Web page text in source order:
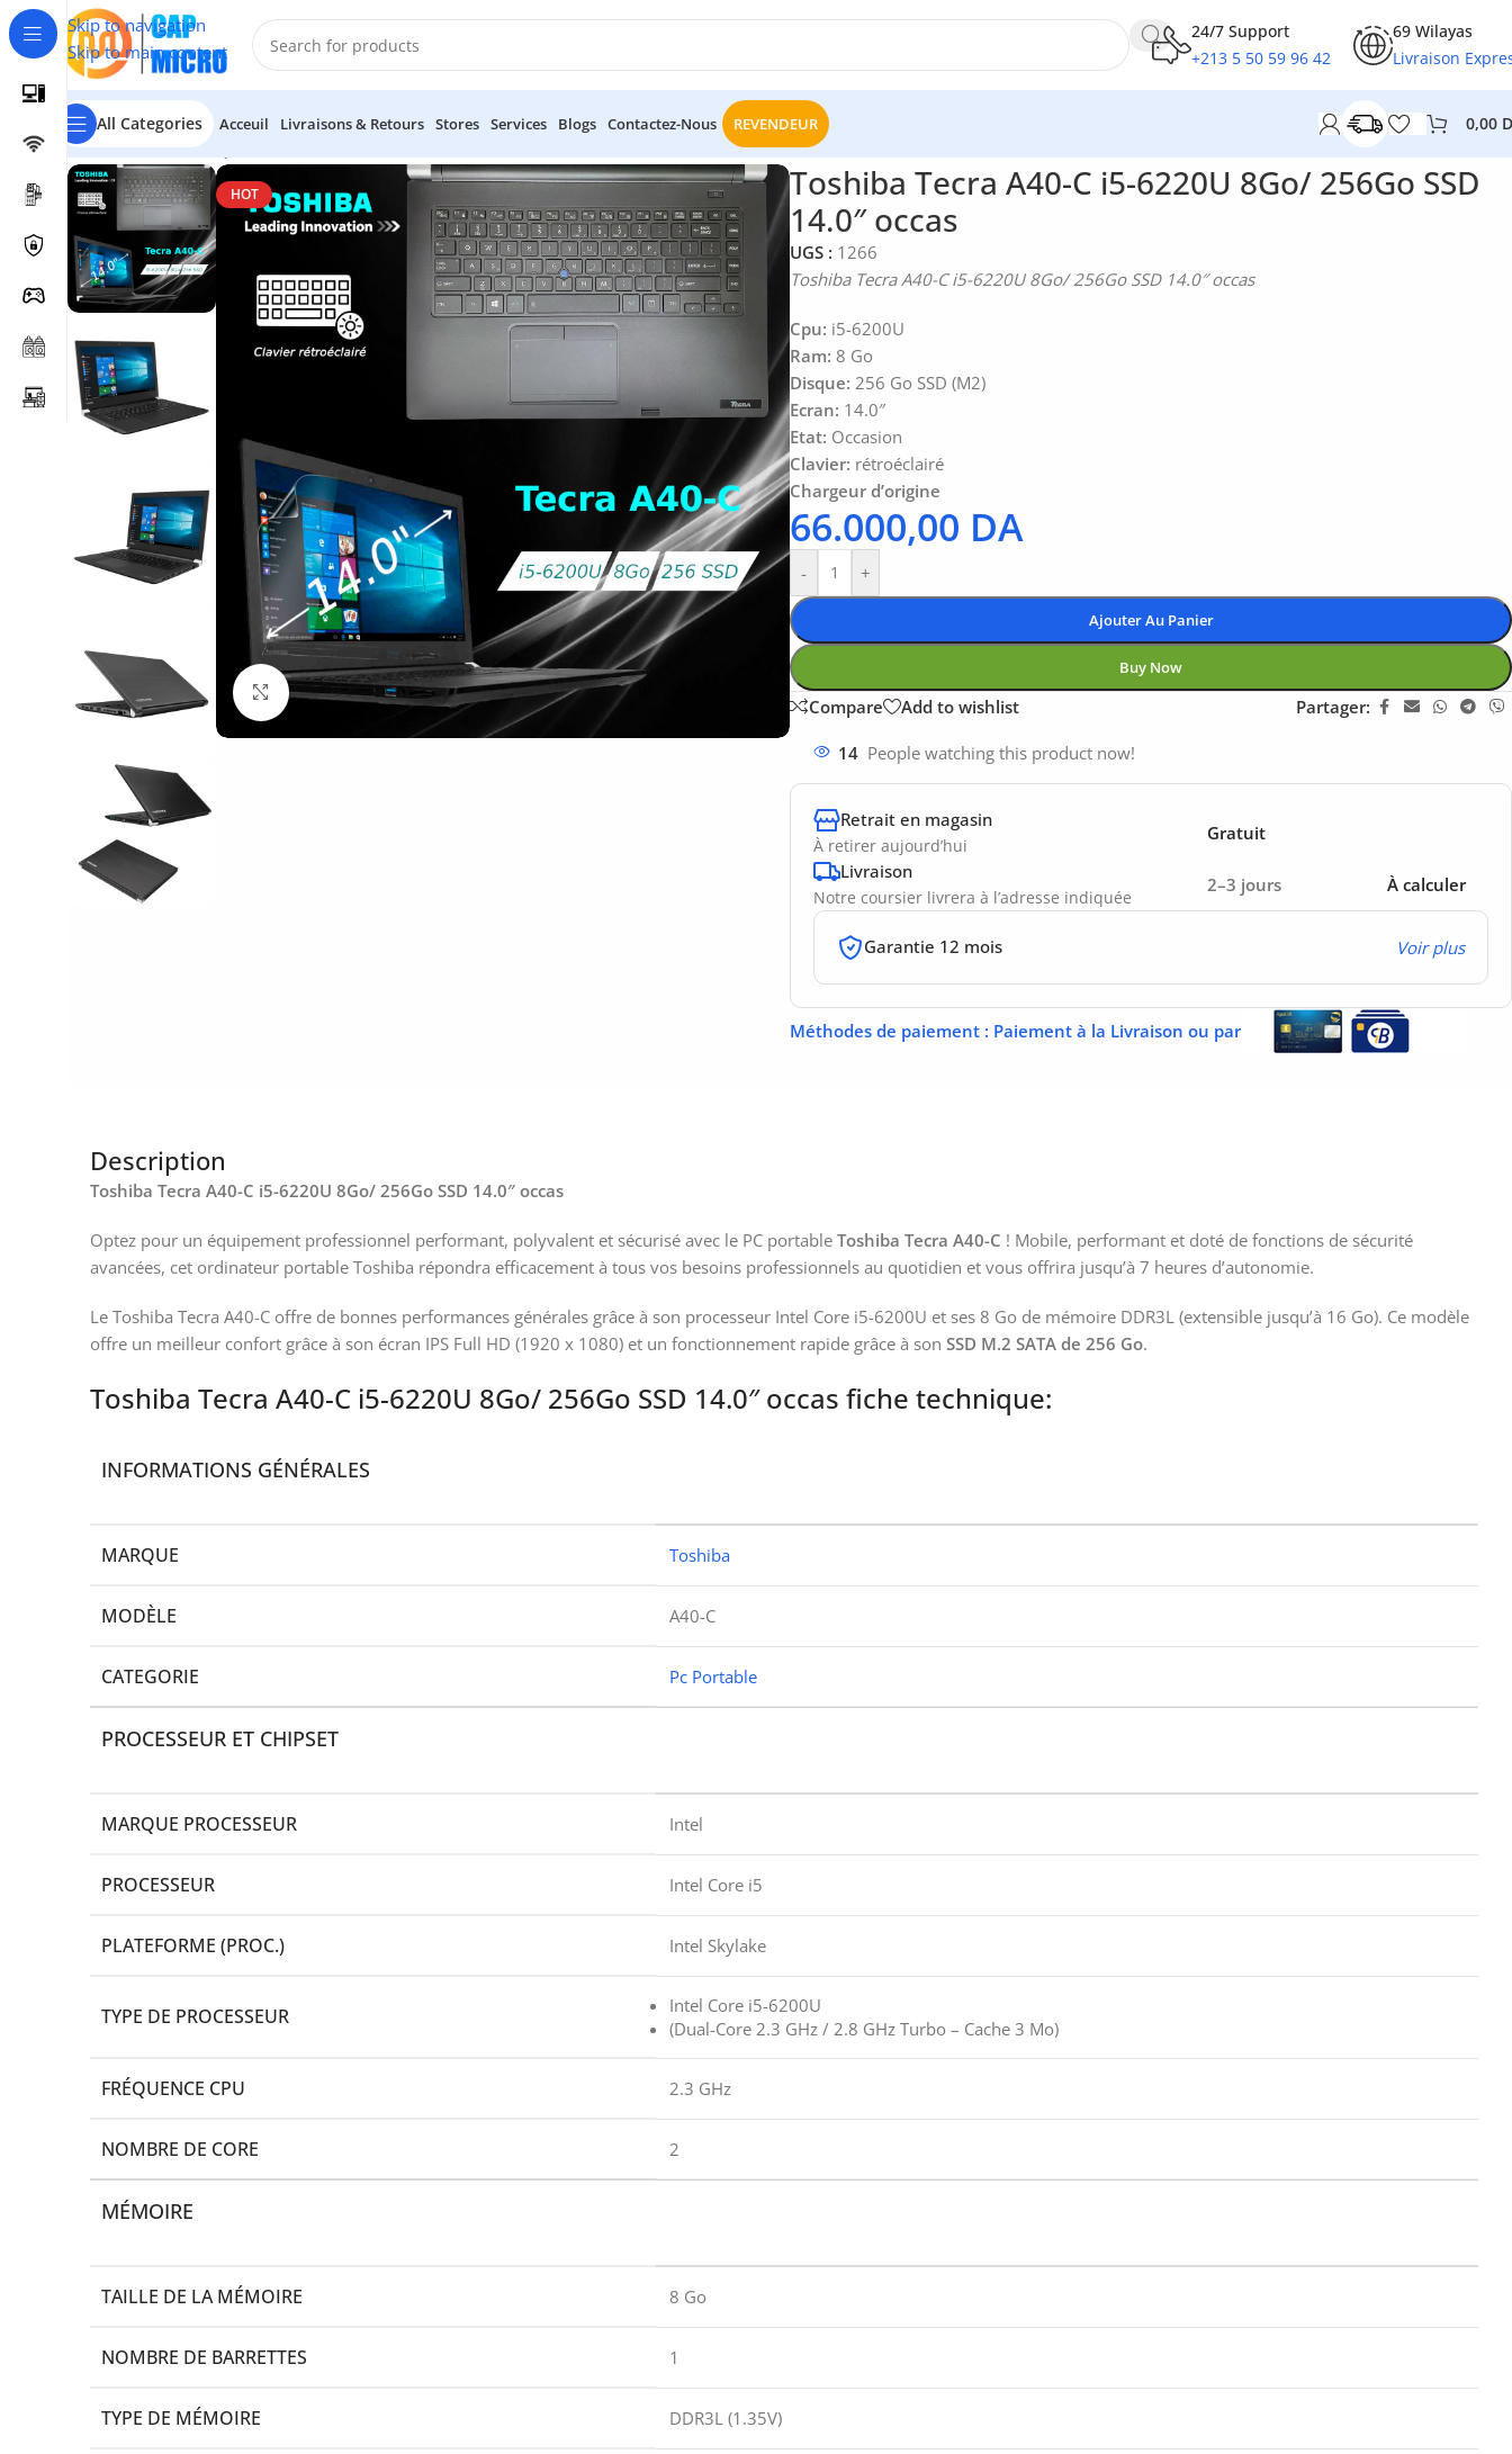
Skip to navigation
Skip to main content
24/7 Support
+213 5 50 59 96 42
69 Wilayas
Livraison
All Categories Acceuil Livraisons & Retours Stores Services Blogs Contactez-Nous REVENDEUR 0,00
Accueil/INFORMATIQUE Toshiba Tecra A40-C i5-6220U 8Go/ 256Go SSD 14.0″ occas
HOT
Click to enlarge
Toshiba Tecra A40-C i5-6220U 8Go/ 256Go SSD
14.0″ occas
UGS : 1266
Toshiba Tecra A40-C i5-6220U 8Go/ 256Go SSD 14.0″ occas
Cpu: i5-6200U
Ram: 8 Go
Disque: 256 Go SSD (M2)
Ecran: 14.0″
Etat: Occasion
Clavier: rétroéclairé
Chargeur d’origine
66.000,00 DA
- +
Ajouter Au Panier
Buy Now
Compare Add to wishlist Partager:
14 People watching this product now!
Retrait en magasin
À retirer aujourd’hui
Gratuit
Livraison
Notre coursier livrera à l’adresse indiquée
2–3 jours À calculer
Garantie 12 mois Voir plus
Méthodes de paiement : Paiement à la Livraison ou par
Description
Toshiba Tecra A40-C i5-6220U 8Go/ 256Go SSD 14.0″ occas
Optez pour un équipement professionnel performant, polyvalent et sécurisé avec le PC portable Toshiba Tecra A40-C ! Mobile, performant et doté de fonctions de sécurité
avancées, cet ordinateur portable Toshiba répondra efficacement à tous vos besoins professionnels au quotidien et vous offrira jusqu’à 7 heures d’autonomie.
Le Toshiba Tecra A40-C offre de bonnes performances générales grâce à son processeur Intel Core i5-6200U et ses 8 Go de mémoire DDR3L (extensible jusqu’à 16 Go). Ce modèle
offre un meilleur confort grâce à son écran IPS Full HD (1920 x 1080) et un fonctionnement rapide grâce à son SSD M.2 SATA de 256 Go.
Toshiba Tecra A40-C i5-6220U 8Go/ 256Go SSD 14.0″ occas fiche technique:
INFORMATIONS GÉNÉRALES
MARQUE Toshiba
MODÈLE A40-C
CATEGORIE Pc Portable
PROCESSEUR ET CHIPSET
MARQUE PROCESSEUR Intel
PROCESSEUR Intel Core i5
PLATEFORME (PROC.) Intel Skylake
TYPE DE PROCESSEUR
Intel Core i5-6200U
(Dual-Core 2.3 GHz / 2.8 GHz Turbo – Cache 3 Mo)
FRÉQUENCE CPU 2.3 GHz
NOMBRE DE CORE 2
MÉMOIRE
TAILLE DE LA MÉMOIRE 8 Go
NOMBRE DE BARRETTES 1
TYPE DE MÉMOIRE DDR3L (1.35V)